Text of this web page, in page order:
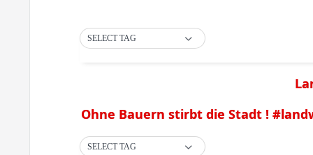
SELECT TAG
Ohne Bauern stirbt die Stadt !
SELECT TAG